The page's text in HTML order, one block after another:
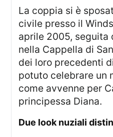
La coppia si è sposata in una cerimonia
civile presso il
aprile 2005, seguita
nella Cappella di
dei loro precedenti
potuto celebrare un
come avvenne per
principessa Diana.
due look nuziali